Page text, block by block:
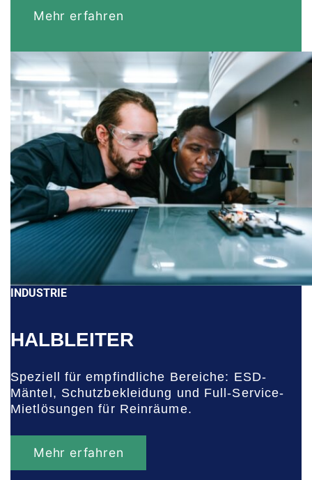
Mehr erfahren
INDUSTRIE
HALBLEITER
Speziell für empfindliche Bereiche: ESD-
Mäntel, Schutzbekleidung und Full-Service-
Mietlösungen für Reinräume.
Mehr erfahren